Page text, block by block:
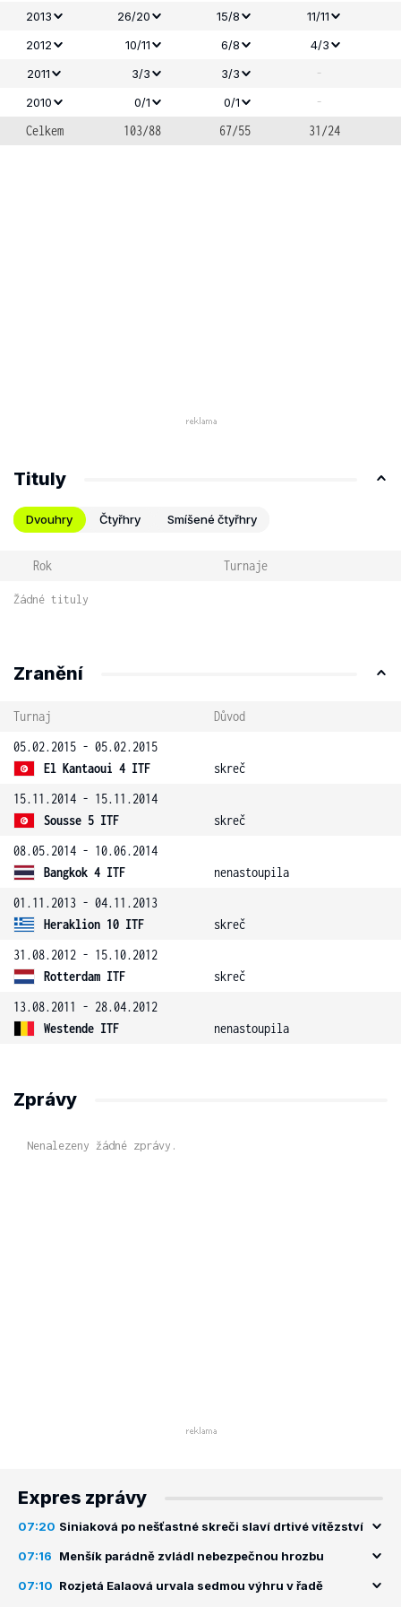
2013
26/20 15/8
11/11
2012
10/11 6/8
4/3
2011
3/3 3/3 -
2010 0/1 0/1
-
Celkem
103/88 67/55 31/24
Tituly
Dvouhry Čtyřhry Smíšené čtyřhry
Rok Turnaje
Žádné tituly
Zranění
Turnaj
Důvod
05.02.2015 - 05.02.2015
El Kantaoui 4 ITF
skreč
15.11.2014 - 15.11.2014
Sousse 5 ITF
skreč
08.05.2014 - 10.06.2014
Bangkok 4 ITF
nenastoupila
01.11.2013 - 04.11.2013
Heraklion 10 ITF
skreč
31.08.2012 - 15.10.2012
Rotterdam ITF
skreč
13.08.2011 - 28.04.2012
Westende ITF
nenastoupila
Zprávy
Nenalezeny žádné zprávy.
Expres zprávy
07:20 Siniaková po nešťastné skreči slaví drtivé vítězství
07:16 Menšík parádně zvládl nebezpečnou hrozbu
07:10 Rozjetá Ealaová urvala sedmou výhru v řadě